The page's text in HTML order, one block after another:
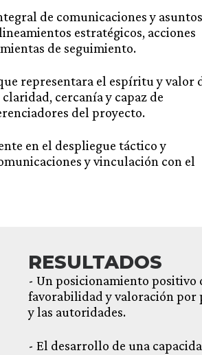
de comunicaciones y asuntos
estratégicos, acciones
de seguimiento.
representara el espíritu y valor
cercanía y capaz de
del proyecto.
en el despliegue táctico y
y vinculación con el
RESULTADOS
- Un posicionamiento positivo
favorabilidad y valoración por
y las autoridades.
- El desarrollo de una